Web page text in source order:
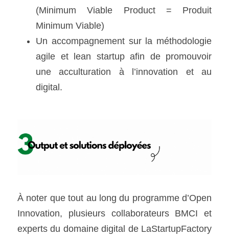
(Minimum Viable Product = Produit
Minimum Viable)
Un accompagnement sur la méthodologie
agile et lean startup afin de promouvoir
une acculturation à l’innovation et au
digital.
À noter que tout au long du programme d’Open
Innovation, plusieurs collaborateurs BMCI et
experts du domaine digital de LaStartupFactory